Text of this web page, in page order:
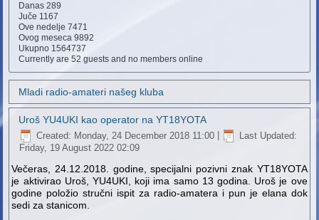
Danas289
Juče 1167
Ove nedelje7471
Ovog meseca9892
Ukupno 1564737
Currently are 52 guests and no members online
Mladi radio-amateri našeg kluba
Uroš YU4UKI kao operator na YT18YOTA
Created: Monday, 24 December 2018 11:00
Last Updated:
Friday, 19 August 2022 02:09
Večeras, 24.12.2018. godine, specijalni pozivni znak YT18YOTA
je aktivirao Uroš, YU4UKI, koji ima samo 13 godina. Uroš je ove
godine položio stručni ispit za radio-amatera i pun je elana dok
sedi za stanicom.